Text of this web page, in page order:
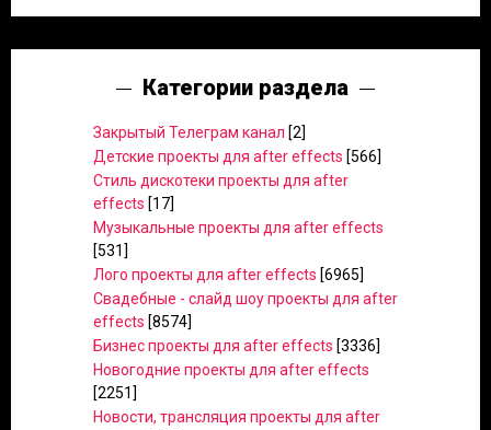
Категории раздела
Закрытый Телеграм канал [2]
Детские проекты для after effects [566]
Стиль дискотеки проекты для after
effects [17]
Музыкальные проекты для after effects
[531]
Лого проекты для after effects [6965]
Свадебные - слайд шоу проекты для after
effects [8574]
Бизнес проекты для after effects [3336]
Новогодние проекты для after effects
[2251]
Новости, трансляция проекты для after